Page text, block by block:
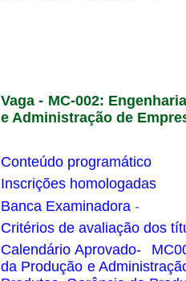
Vaga - MC-002:
e Administração de
Conteúdo programático
Inscrições homologadas
Banca Examinadora -
Critérios de avaliação dos
Calendário Aprovado-
da Produção e